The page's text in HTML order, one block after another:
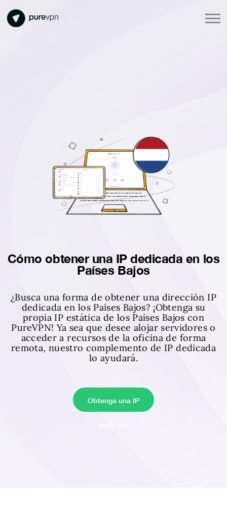
Cómo obtener una IP dedicada en los
Países Bajos
¿Busca una forma de obtener una dirección IP
dedicada en los Países Bajos? ¡Obtenga su
propia IP estática de los Países Bajos con
PureVPN! Ya sea que desee alojar servidores o
acceder a recursos de la oficina de forma
remota, nuestro complemento de IP dedicada
lo ayudará.
Obtenga una IP